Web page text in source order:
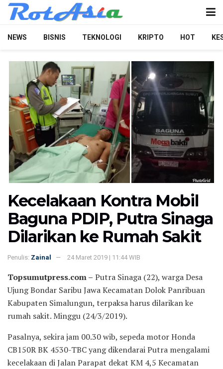
NEWS BISNIS TEKNOLOGI KRIPTO HOT
Kecelakaan Kontra Mobil
Baguna PDIP, Putra Sinaga
Dilarikan ke Rumah Sakit
Penulis: Zainal 24 Maret 2019 | 11:44 WIB
Topsumutpress.com – Putra Sinaga (22), warga Desa
Ujung Bondar Saribu Jawa Kecamatan Dolok Panribuan
Kabupaten Simalungun, terpaksa harus dilarikan ke
rumah sakit. Minggu (24/3/2019).
Pasalnya, sekira jam 00.30 wib, sepeda motor Honda
CB150R BK 4530-TBC yang dikendarai Putra mengalami
kecelakaan di Jalan Parapat dekat KM 4,5 Kecamatan